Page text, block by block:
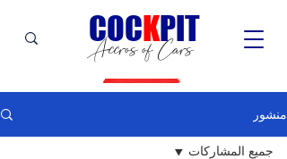
Accros of Cars
COCKPIT
منشور
جميع المشاركات